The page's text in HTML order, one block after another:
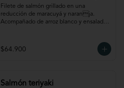
Filete de salmón grillado en una
reducción de maracuyá y naranja.
Acompañado de arroz blanco y ensalada
aguacate
$64.900
Salmón teriyaki